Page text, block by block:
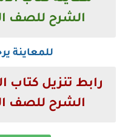
الشرح للصف
للمعاينة
رابط تنزيل كتاب
الشرح للصف